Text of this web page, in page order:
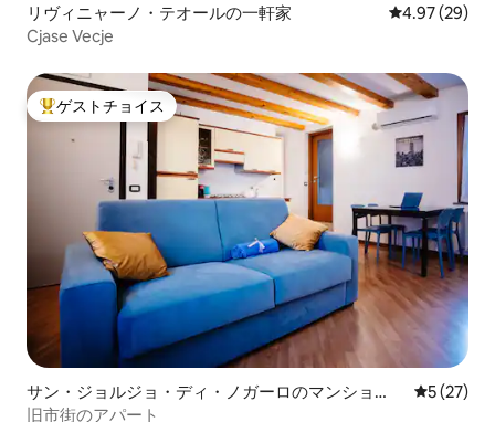
リヴィニャーノ・テオールの一軒家 レビュー29
4.97 (29)
Cjase Vecje
大好評のゲストチョイスです。
ゲストチョイス
サン・ジョルジョ・ディ・ノガーロのマンショ
ン・アパート
レビュー
5 (27)
旧市街のアパート